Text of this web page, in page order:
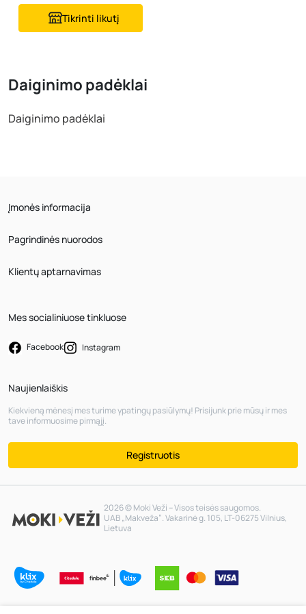
Tikrinti likutį
Daiginimo padėklai
Daiginimo padėklai
Įmonės informacija
Pagrindinės nuorodos
Klientų aptarnavimas
Mes socialiniuose tinkluose
Facebook Instagram
Naujienlaiškis
Kiekvieną mėnesį mes turime ypatingų pasiūlymų! Prisijunk prie mūsų ir mes
tave informuosime pirmąjį.
Registruotis
2026 © Moki Veži – Visos teisės saugomos.
UAB „Makveža“. Vakarinė g. 105, LT-06275 Vilnius,
Lietuva